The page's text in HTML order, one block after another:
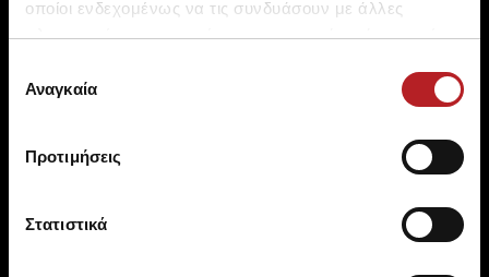
οποίοι ενδεχομένως να τις συνδυάσουν με άλλες
πληροφορίες που τους έχετε παραχωρήσει ή τις οποίες
των υπηρεσιών τους.
συγκατάθεσης
Αναγκαία
Προτιμήσεις
Στατιστικά
Free shipping over 100 € for
EU & over 150 € for non EU
Debit Card, Credit Card,
Paypal